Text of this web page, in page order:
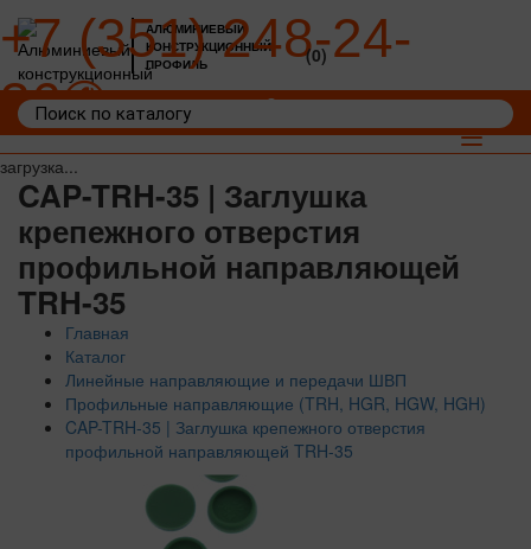
загрузка...
АЛЮМИНИЕВЫЙ
КОНСТРУКЦИОННЫЙ
ПРОФИЛЬ
+7 (351) 248-24-
36
(0)
Toggle
CAP-TRH-35 | Заглушка
крепежного отверстия
профильной направляющей
TRH-35
Главная
Каталог
Линейные направляющие и передачи ШВП
Профильные направляющие (TRH, HGR, HGW, HGH)
CAP-TRH-35 | Заглушка крепежного отверстия
профильной направляющей TRH-35